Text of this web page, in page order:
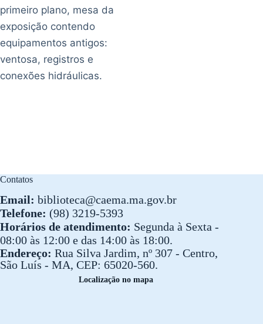
primeiro plano, mesa da
exposição contendo
equipamentos antigos:
ventosa, registros e
conexões hidráulicas.
Contatos
Email: biblioteca@caema.ma.gov.br
Telefone: (98) 3219-5393
Horários de atendimento: Segunda à Sexta -
08:00 às 12:00 e das 14:00 às 18:00.
Endereço: Rua Silva Jardim, nº 307 - Centro,
São Luís - MA, CEP: 65020-560.
Localização no mapa